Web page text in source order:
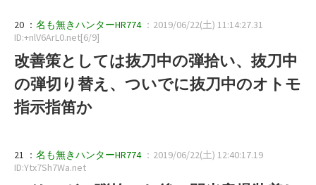
20 ： 名も無きハンターHR774 ：2019/06/22(土) 11:14:27.31
ID:+nlV6ArL0.net[6/9]
改善策としては抜刀中の弾拾い、抜刀中
の弾切り替え、ついでに抜刀中のオトモ
指示指笛か
21 ： 名も無きハンターHR774 ：2019/06/22(土) 12:40:17.19
ID:Ytx7Sh7Wa.net